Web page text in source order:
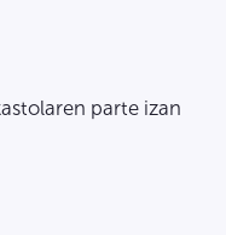
parte izan